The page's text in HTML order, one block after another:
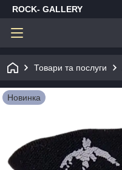
ROCK- GALLERY
Товари та послуги
Новинка